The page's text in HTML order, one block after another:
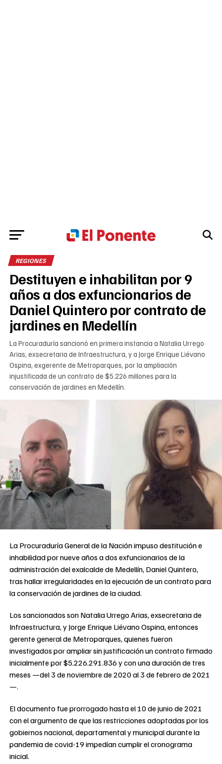
REGIONES
Destituyen e inhabilitan por 9
años a dos exfuncionarios de
Daniel Quintero por contrato de
jardines en Medellín
La Procuraduría sancionó en primera instancia a Natalia Urrego
Arias, exsecretaria de Infraestructura, y a Jorge Enrique Liévano
Ospina, exgerente de Metroparques, por la ampliación
injustificada de un contrato de $5.226 millones para la
conservación de jardines en Medellín.
La Procuraduría General de la Nación impuso destitución e
inhabilidad por nueve años a dos exfuncionarios de la
administración del exalcalde de Medellín, Daniel Quintero,
tras hallar irregularidades en la ejecución de un contrato para
la conservación de jardines de la ciudad.
Los sancionados son Natalia Urrego Arias, exsecretaria de
Infraestructura, y Jorge Enrique Liévano Ospina, entonces
gerente general de Metroparques, quienes fueron
investigados por ampliar sin justificación un contrato firmado
inicialmente por $5.226.291.836 y con una duración de tres
meses —del 3 de noviembre de 2020 al 3 de febrero de 2021
—.
El documento fue prorrogado hasta el 10 de junio de 2021
con el argumento de que las restricciones adoptadas por los
gobiernos nacional, departamental y municipal durante la
pandemia de covid-19 impedían cumplir el cronograma
inicial.